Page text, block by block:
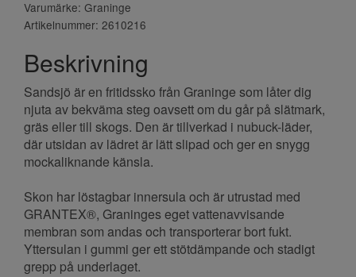
Varumärke: Graninge
Artikelnummer: 2610216
Beskrivning
Sandsjö är en fritidssko från Graninge som låter dig
njuta av bekväma steg oavsett om du går på slätmark,
gräs eller till skogs. Den är tillverkad i nubuck-läder,
där utsidan av lädret är lätt slipad och ger en snygg
mockaliknande känsla.
Skon har löstagbar innersula och är utrustad med
GRANTEX®, Graninges eget vattenavvisande
membran som andas och transporterar bort fukt.
Yttersulan i gummi ger ett stötdämpande och stadigt
grepp på underlaget.